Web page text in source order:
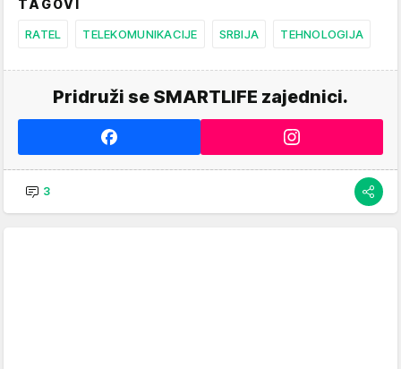
TAGOVI
RATEL TELEKOMUNIKACIJE SRBIJA TEHNOLOGIJA
Pridruži se SMARTLIFE zajednici.
3